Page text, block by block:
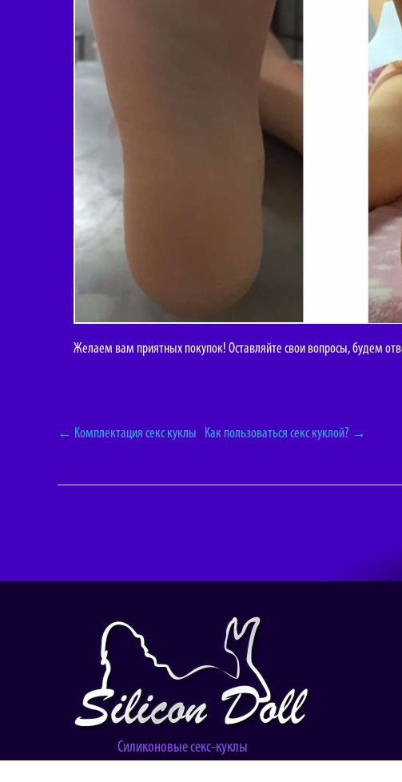
Желаем вам приятных покупок! Оставляйте свои вопросы, будем
← Комплектация секс куклы Как пользоваться секс куклой? →
Силиконовые секс-куклы